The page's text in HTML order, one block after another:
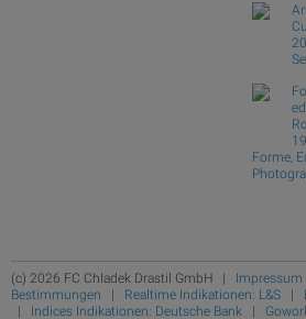
Forme,
(c) 2026 FC Chladek Drastil GmbH | Impressum
Bestimmungen | Realtime Indikationen: L&S |
| Indices Indikationen: Deutsche Bank |